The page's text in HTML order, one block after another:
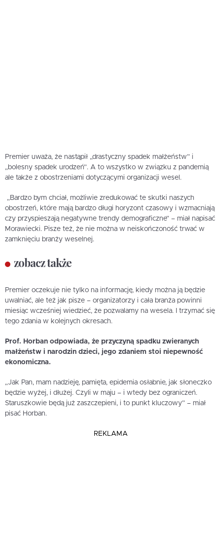
Premier uważa, że nastąpił „drastyczny spadek małżeństw” i
„bolesny spadek urodzeń”. A to wszystko w związku z pandemią
ale także z obostrzeniami dotyczącymi organizacji wesel.
„Bardzo bym chciał, możliwie zredukować te skutki naszych
obostrzeń, które mają bardzo długi horyzont czasowy i wzmacniają
czy przyspieszają negatywne trendy demograficzne” – miał napisać
Morawiecki. Pisze też, że nie można w neiskończoność trwać w
zamknięciu branży weselnej.
zobacz także
Premier oczekuje nie tylko na informację, kiedy można ją będzie
uwalniać, ale też jak pisze – organizatorzy i cała branża powinni
miesiąc wcześniej wiedzieć, że pozwalamy na wesela. I trzymać się
tego zdania w kolejnych okresach.
Prof. Horban odpowiada, że przyczyną spadku zwieranych
małżeństw i narodzin dzieci, jego zdaniem stoi niepewność
ekonomiczna.
„Jak Pan, mam nadzieję, pamięta, epidemia osłabnie, jak słoneczko
będzie wyżej, i dłużej. Czyli w maju – i wtedy bez ograniczeń.
Staruszkowie będą już zaszczepieni, i to punkt kluczowy” – miał
pisać Horban.
REKLAMA